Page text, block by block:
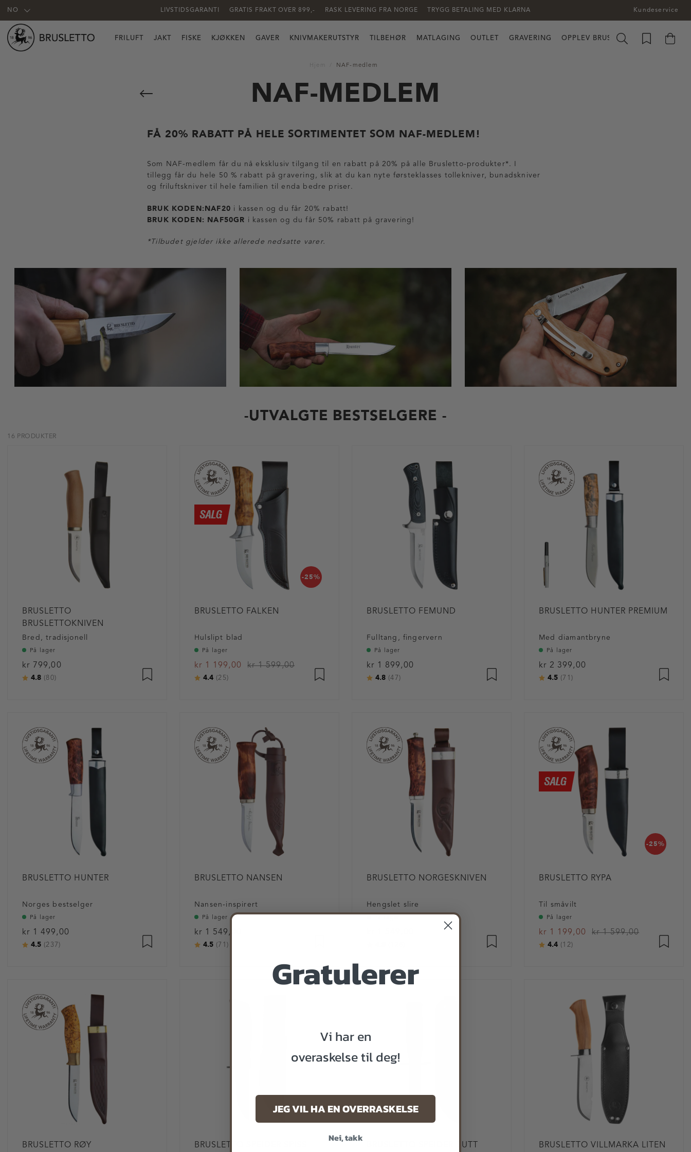
NO LIVSTIDSGARANTI GRATIS FRAKT OVER 899,- RASK LEVERING FRA NORGE TRYGG BETALING MED KLARNA Kundeservice
FRILUFT JAKT FISKE KJØKKEN GAVER KNIVMAKERUTSTYR TILBEHØR MATLAGING OUTLET GRAVERING OPPLEV BRUSLETTO
NAF-medlem
NAF-MEDLEM
FÅ 20% RABATT PÅ HELE SORTIMENTET SOM NAF-MEDLEM!
Som NAF-medlem får du nå eksklusiv tilgang til en rabatt på 20% på alle Brusletto-produkter*. I
tillegg får du hele 50 % rabatt på gravering, slik at du kan nyte førsteklasses tollekniver, bunadskniver
og friluftskniver til hele familien til enda bedre priser.
BRUK KODEN:NAF20 i kassen og du får 20% rabatt!
BRUK KODEN: NAF50GR i kassen og du får 50% rabatt på gravering!
*Tilbudet gjelder ikke allerede nedsatte varer.
-UTVALGTE BESTSELGERE -
16 PRODUKTER
BRUSLETTO
BRUSLETTOKNIVEN
Bred, tradisjonell
På lager
kr 799,00
Karakter:
4.8 (80)
-25%
BRUSLETTO FALKEN
Hulslipt blad
På lager
kr 1 199,00 kr 1 599,00
Karakter:
4.4 (25)
BRUSLETTO FEMUND
Fulltang, fingervern
På lager
kr 1 899,00
Karakter:
4.8 (47)
BRUSLETTO HUNTER PREMIUM
Med diamantbryne
På lager
kr 2 399,00
Karakter:
4.5 (71)
BRUSLETTO HUNTER
Norges bestselger
På lager
kr 1 499,00
Karakter:
4.5 (237)
BRUSLETTO NANSEN
Nansen-inspirert
På lager
kr 1 549,00
Karakter:
4.5 (71)
BRUSLETTO NORGESKNIVEN
Hengslet slire
-25%
BRUSLETTO RYPA
Til småvilt
På lager
kr 1 199,00 kr 1 599,00
Karakter:
4.4 (12)
BRUSLETTO RØY
BRUSLETTO SPEIDER SPISS
BRUSLETTO SPEIDER BUTT
BRUSLETTO VILLMARKA LITEN
Gratulerer
Vi har en
overaskelse til deg!
JEG VIL HA EN OVERRASKELSE
Nei, takk